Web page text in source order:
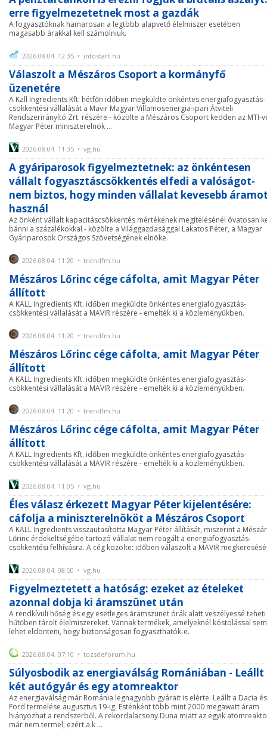
erre figyelmezetetnek most a gazdák
A fogyasztóknak hamarosan a legtöbb alapvető élelmiszer esetében
magasabb árakkal kell számolniuk.
2026.08.04. 12:35 • infostart.hu
Válaszolt a Mészáros Csoport a kormányfő
üzenetére
A Kall Ingredients Kft. hétfőn időben megküldte önkéntes energiafogyasztás-
csökkentési vállalását a Mavir Magyar Villamosenergia-ipari Átviteli
Rendszerirányító Zrt. részére - közölte a Mészáros Csoport kedden az MTI-
Magyar Péter miniszterelnök ...
2026.08.04. 11:35 • vg.hu
A gyáriparosok figyelmeztetnek: az önkéntesen
vállalt fogyasztáscsökkentés elfedi a valóságot-
nem biztos, hogy minden vállalat kevesebb
használ
Az önként vállalt kapacitáscsökkentés mértékének megítélésénél óvatosan
bánni a százalékokkal - közölte a Világgazdasággal Lakatos Péter, a Magyar
Gyáriparosok Országos Szövetségének elnöke.
2026.08.04. 11:20 • trendfm.hu
Mészáros Lőrinc cége cáfolta, amit Magyar Péter
állított
A KALL Ingredients Kft. időben megküldte önkéntes energiafogyasztás-
csökkentési vállalását a MAVIR részére - emelték ki a közleményükben.
2026.08.04. 11:20 • trendfm.hu
Mészáros Lőrinc cége cáfolta, amit Magyar Péter
állított
A KALL Ingredients Kft. időben megküldte önkéntes energiafogyasztás-
csökkentési vállalását a MAVIR részére - emelték ki a közleményükben.
2026.08.04. 11:20 • trendfm.hu
Mészáros Lőrinc cége cáfolta, amit Magyar Péter
állított
A KALL Ingredients Kft. időben megküldte önkéntes energiafogyasztás-
csökkentési vállalását a MAVIR részére - emelték ki a közleményükben.
2026.08.04. 11:05 • vg.hu
Éles válasz érkezett Magyar Péter kijelentésére:
cáfolja a miniszterelnököt a Mészáros Csoport
A KALL Ingredients visszautasította Magyar Péter állítását, miszerint a
Lőrinc érdekeltségébe tartozó vállalat nem reagált a energiafogyasztás-
csökkentési felhívásra. A cég közölte: időben válaszolt a MAVIR
2026.08.04. 08:50 • vg.hu
Figyelmeztetett a hatóság: ezeket az ételeket
azonnal dobja ki áramszünet után
A rendkívüli hőség és egy esetleges áramszünet órák alatt veszélyessé
hűtőben tárolt élelmiszereket. Vannak termékek, amelyeknél kóstolással sem
lehet eldönteni, hogy biztonságosan fogyaszthatók-e.
2026.08.04. 07:10 • tozsdeforum.hu
Súlyosbodik az energiaválság Romániában - Leállt
két autógyár és egy atomreaktor
Az energiaválság már Románia legnagyobb gyárait is elérte. Leállt a Dacia
Ford termelése augusztus 19-ig. Esténként több mint 2000 megawatt áram
hiányozhat a rendszerből. A rekordalacsony Duna miatt az egyik
már nem termel, ezért a k ...